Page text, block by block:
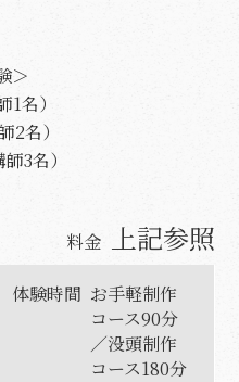
＞
名）
2名）
3名）
料金 上記参照
体験時間 お手軽制作
コース90分
／没頭制作
コース180分